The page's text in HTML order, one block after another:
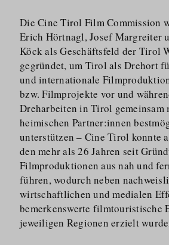
Die Cine Tirol Film Commission
Erich Hörtnagl, Josef Margreiter
Köck als Geschäftsfeld der Tirol
gegründet, um Tirol als Drehort
und internationale
bzw. Filmprojekte vor und
Dreharbeiten in Tirol gemeinsam
heimischen Partner:innen
unterstützen – Cine Tirol konnte
den mehr als 26 Jahren seit
Filmproduktionen aus nah und
führen, wodurch neben
wirtschaftlichen und medialen
bemerkenswerte filmtouristische
jeweiligen Regionen erzielt